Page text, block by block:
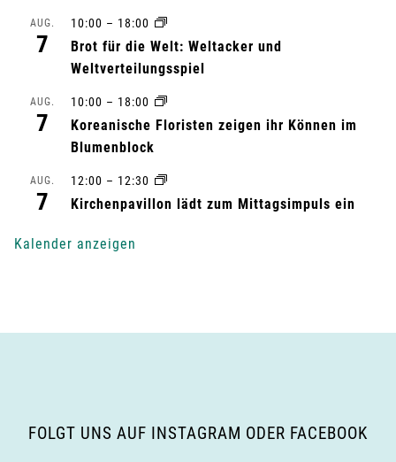
v
AUG.
7
10:00 – 18:00
Brot für die Welt: Weltacker und
Weltverteilungsspiel
AUG.
7
10:00 – 18:00
Koreanische Floristen zeigen ihr Können im
Blumenblock
AUG.
7
12:00 – 12:30
Kirchenpavillon lädt zum Mittagsimpuls ein
Kalender anzeigen
FOLGT UNS AUF INSTAGRAM ODER FACEBOOK